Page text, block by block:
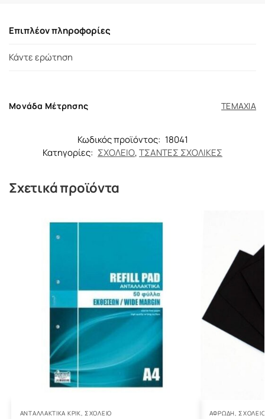
Επιπλέον πληροφορίες
Κάντε ερώτηση
Μονάδα Μέτρησης ΤΕΜΑΧΙΑ
Κωδικός προϊόντος: 18041
Κατηγορίες: ΣΧΟΛΕΙΟ,ΤΣΑΝΤΕΣ ΣΧΟΛΙΚΕΣ
Σχετικά προϊόντα
ΑΝΤΑΛΛΑΚΤΙΚΆ ΚΡΙΚ,ΣΧΟΛΕΙΟ ΑΦΡΏΔΗ,